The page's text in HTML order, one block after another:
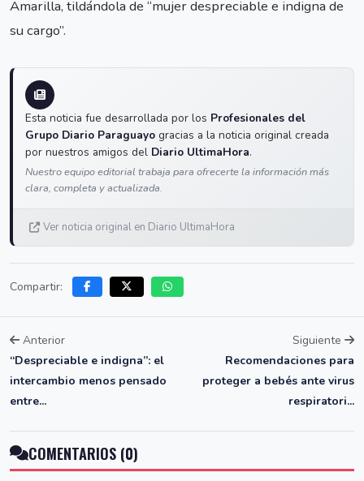
Amarilla, tildándola de “mujer despreciable e indigna de
su cargo”.
Esta noticia fue desarrollada por los Profesionales del
Grupo Diario Paraguayo gracias a la noticia original creada
por nuestros amigos del Diario UltimaHora.
Nuestro equipo editorial trabaja para ofrecerte la información más
clara, completa y actualizada.
Ver noticia original en Diario UltimaHora
Compartir:
Anterior
“Despreciable e indigna”: el
intercambio menos pensado
entre...
Siguiente
Recomendaciones para
proteger a bebés ante virus
respiratori...
COMENTARIOS (0)